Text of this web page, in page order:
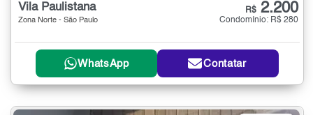
Vila Paulistana
Zona Norte - São Paulo
R$ 2.200
Condomínio: R$ 280
WhatsApp Contatar